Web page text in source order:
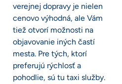
verejnej dopravy je nielen
cenovo výhodná, ale Vám
tiež otvorí možnosti na
objavovanie iných častí
mesta. Pre tých, ktorí
preferujú rýchlosť a
pohodlie, sú tu taxi služby.